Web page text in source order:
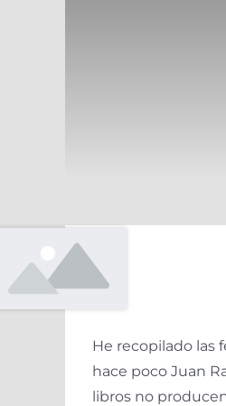
He recopilado las
hace poco Juan
libros no